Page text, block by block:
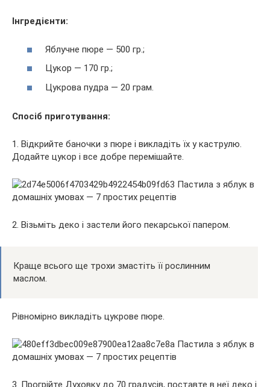
Інгредієнти:
Яблучне пюре — 500 гр.;
Цукор — 170 гр.;
Цукрова пудра — 20 грам.
Спосіб приготування:
1. Відкрийте баночки з пюре і викладіть їх у каструлю.
Додайте цукор і все добре перемішайте.
2. Візьміть деко і застели його пекарської папером.
Краще всього ще трохи змастіть її рослинним
маслом.
Рівномірно викладіть цукрове пюре.
3. Прогрійте Духовку до 70 градусів, поставте в неї деко і